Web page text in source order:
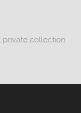
private collection